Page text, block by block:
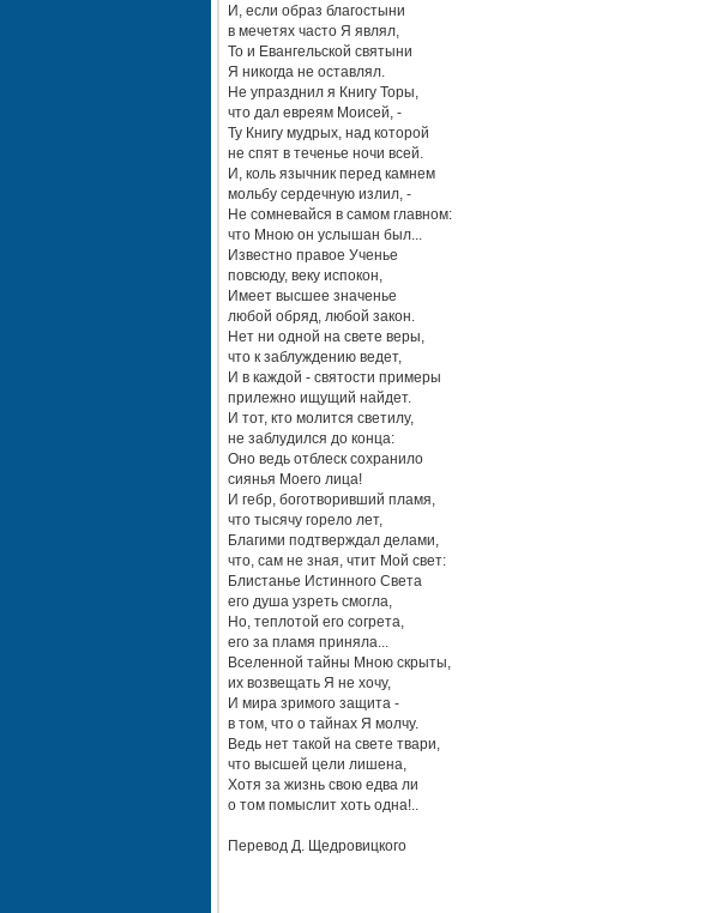
И, если образ благостыни
в мечетях часто Я являл,
То и Евангельской святыни
Я никогда не оставлял.
Не упразднил я Книгу Торы,
что дал евреям Моисей, -
Ту Книгу мудрых, над которой
не спят в теченье ночи всей.
И, коль язычник перед камнем
мольбу сердечную излил, -
Не сомневайся в самом главном:
что Мною он услышан был...
Известно правое Ученье
повсюду, веку испокон,
Имеет высшее значенье
любой обряд, любой закон.
Нет ни одной на свете веры,
что к заблуждению ведет,
И в каждой - святости примеры
прилежно ищущий найдет.
И тот, кто молится светилу,
не заблудился до конца:
Оно ведь отблеск сохранило
сиянья Моего лица!
И гебр, боготворивший пламя,
что тысячу горело лет,
Благими подтверждал делами,
что, сам не зная, чтит Мой свет:
Блистанье Истинного Света
его душа узреть смогла,
Но, теплотой его согрета,
его за пламя приняла...
Вселенной тайны Мною скрыты,
их возвещать Я не хочу,
И мира зримого защита -
в том, что о тайнах Я молчу.
Ведь нет такой на свете твари,
что высшей цели лишена,
Хотя за жизнь свою едва ли
о том помыслит хоть одна!..
Перевод Д. Щедровицкого